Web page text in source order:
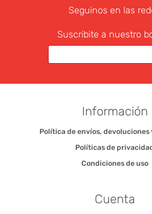
Seguinos en las
Suscribite a nuestro
Información
Política de envíos,
Políticas de
Condiciones de uso
Cuenta